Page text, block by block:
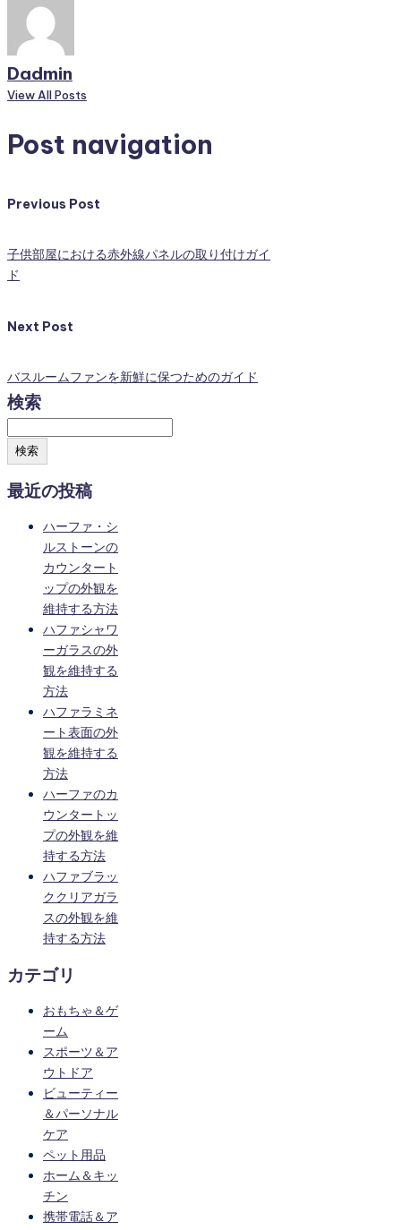
Dadmin
View All Posts
Post navigation
Previous Post
子供部屋における赤外線パネルの取り付けガイ
ド
Next Post
バスルームファンを新鮮に保つためのガイド
検索
検索
最近の投稿
ハーファ・シ
ルストーンの
カウンタート
ップの外観を
維持する方法
ハファシャワ
ーガラスの外
観を維持する
方法
ハファラミネ
ート表面の外
観を維持する
方法
ハーファのカ
ウンタートッ
プの外観を維
持する方法
ハファブラッ
ククリアガラ
スの外観を維
持する方法
カテゴリ
おもちゃ＆ゲ
ーム
スポーツ＆ア
ウトドア
ビューティー
＆パーソナル
ケア
ペット用品
ホーム＆キッ
チン
携帯電話＆ア